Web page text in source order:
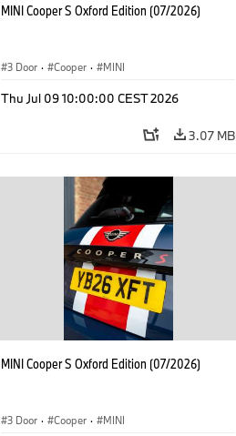
MINI Cooper S Oxford Edition (07/2026)
3 Door · Cooper · MINI
Thu Jul 09 10:00:00 CEST 2026
3.07 MB
MINI Cooper S Oxford Edition (07/2026)
3 Door · Cooper · MINI